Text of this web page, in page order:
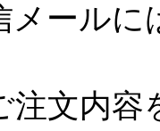
ールに
文内容